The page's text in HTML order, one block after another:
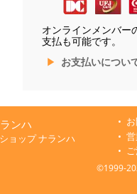
オンラインメンバー
支払も可能です。
お支払いについ
ンハ
ョップ ナランハ
©1999-